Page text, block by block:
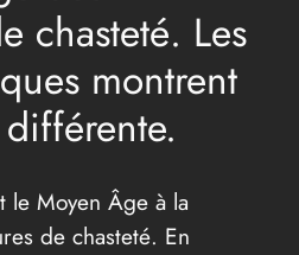
chasteté. Les
montrent
le Moyen Âge à la
de chasteté. En